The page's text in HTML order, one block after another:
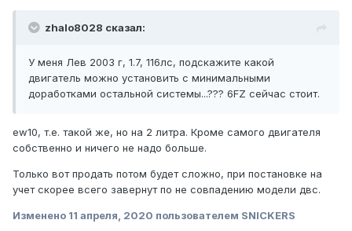
zhalo8028 сказал:
У меня Лев 2003 г, 1.7, 116лс, подскажите какой
двигатель можно установить с минимальными
доработками остальной системы...??? 6FZ сейчас стоит.
ew10, т.е. такой же, но на 2 литра. Кроме самого двигателя
собственно и ничего не надо больше.
Только вот продать потом будет сложно, при постановке на
учет скорее всего завернут по не совпадению модели двс.
Изменено 11 апреля, 2020 пользователем SNICKERS